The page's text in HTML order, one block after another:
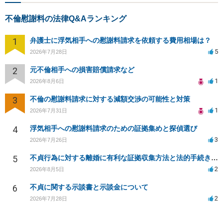
不倫慰謝料の法律Q&Aランキング
1 弁護士に浮気相手への慰謝料請求を依頼する費用相場は？
2026年7月28日 5
2 元不倫相手への損害賠償請求など
2026年8月6日 1
3 不倫の慰謝料請求に対する減額交渉の可能性と対策
2026年7月31日 1
4 浮気相手への慰謝料請求のための証拠集めと探偵選び
2026年7月26日 3
5 不貞行為に対する離婚に有利な証拠収集方法と法的手続きについて
2026年8月5日 2
6 不貞に関する示談書と示談金について
2026年7月28日 2